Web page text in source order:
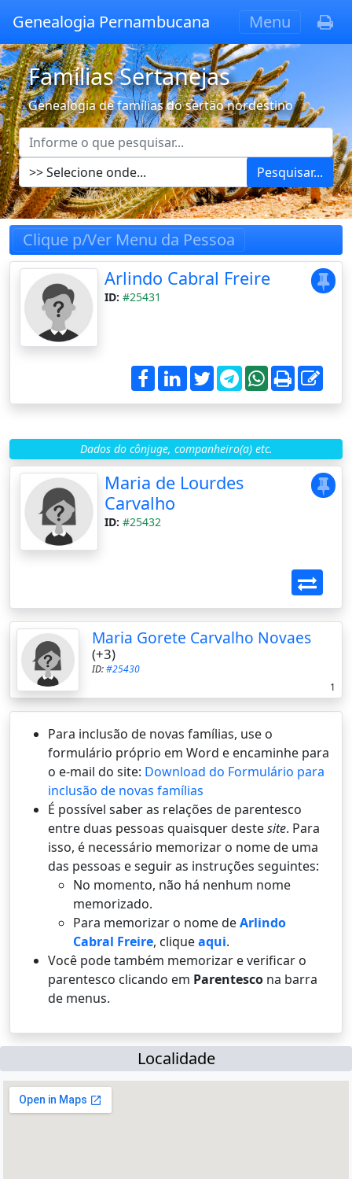
Genealogia Pernambucana Menu
Famílias Sertanejas
Genealogia de famílias do sertão nordestino
Pesquisar...
Clique p/Ver Menu da Pessoa
Arlindo Cabral Freire
ID: #25431
Dados do cônjuge, companheiro(a) etc.
Maria de Lourdes
Carvalho
ID: #25432
Maria Gorete Carvalho Novaes
(+3)
ID:#25430
1
Para inclusão de novas famílias, use o
formulário próprio em Word e encaminhe para
o e-mail do site: Download do Formulário para
inclusão de novas famílias
É possí­vel saber as relações de parentesco
entre duas pessoas quaisquer destesite. Para
isso, é necessário memorizar o nome de uma
das pessoas e seguir as instruções seguintes:
No momento, não há nenhum nome
memorizado.
Para memorizar o nome deArlindo
Cabral Freire, cliqueaqui.
Você pode também memorizar e verificar o
parentesco clicando em Parentesco na barra
de menus.
Localidade